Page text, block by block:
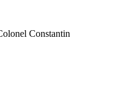
Constantin